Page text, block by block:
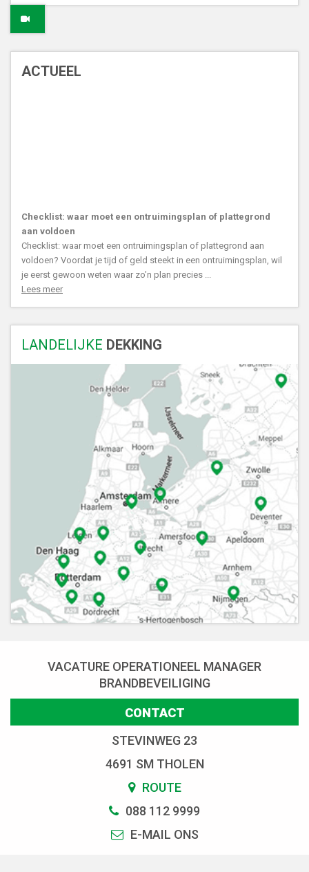
ACTUEEL
Checklist: waar moet een ontruimingsplan of plattegrond
aan voldoen
Checklist: waar moet een ontruimingsplan of plattegrond aan
voldoen? Voordat je tijd of geld steekt in een ontruimingsplan, wil
je eerst gewoon weten waar zo’n plan precies ...
Lees meer
LANDELIJKE DEKKING
VACATURE OPERATIONEEL MANAGER
BRANDBEVEILIGING
CONTACT
STEVINWEG 23
4691 SM THOLEN
ROUTE
088 112 9999
E-MAIL ONS